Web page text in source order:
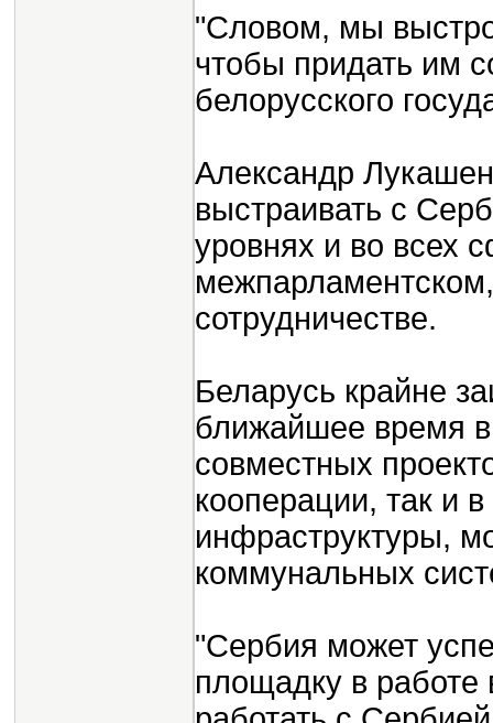
"Словом, мы
чтобы придать им
белорусского
Александр
выстраивать с
уровнях и во всех
сотрудничестве.
Беларусь крайне
ближайшее время
совместных
кооперации, так и
инфраструктуры,
коммунальных
"Сербия может
площадку в